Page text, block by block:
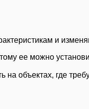
и
ее можно
объектах, где